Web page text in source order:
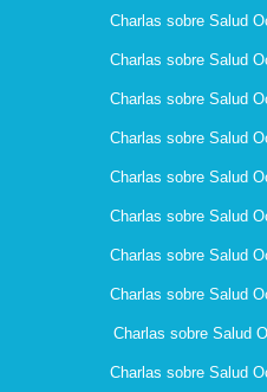
Charlas sobre Salud
Charlas sobre Salud
Charlas sobre Salud
Charlas sobre Salud
Charlas sobre Salud
Charlas sobre Salud
Charlas sobre Salud
Charlas sobre Salud
Charlas sobre Salud
Charlas sobre Salud